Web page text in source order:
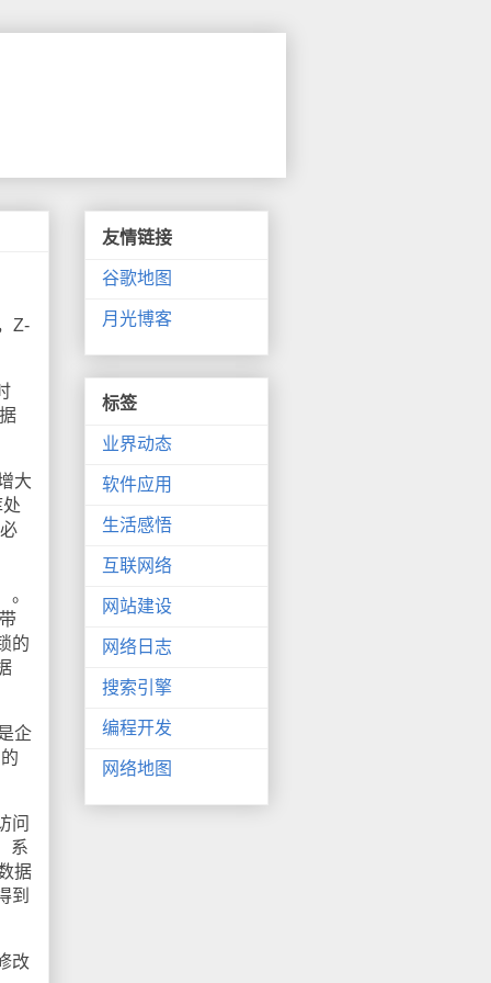
Z-
大
的
企
问
系
据
到
改
友情链接
谷歌地图
月光博客
标签
业界动态
软件应用
生活感悟
互联网络
网站建设
网络日志
搜索引擎
编程开发
网络地图